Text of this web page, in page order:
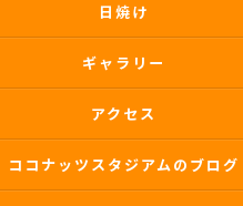
日焼け
ギャラリー
アクセス
ココナッツスタジアムのブログ